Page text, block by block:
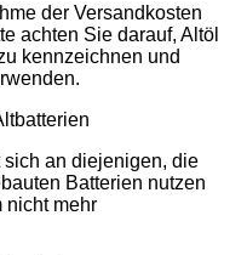
der Versandkosten
achten Sie darauf, Altöl
kennzeichnen und
an diejenigen, die
Batterien nutzen
nicht mehr